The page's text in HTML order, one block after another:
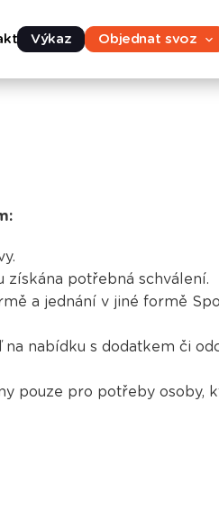
Výkaz Objednat svoz
získána potřebná schválení.
a jednání v jiné formě
nabídku s dodatkem či
pouze pro potřeby osoby,